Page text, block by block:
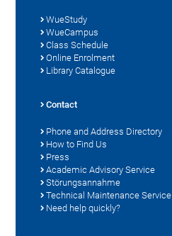
WueStudy
WueCampus
Class Schedule
Online Enrolment
Library Catalogue
Contact
Phone and Address Directory
How to Find Us
Press
Academic Advisory Service
Störungsannahme
Technical Maintenance Service
Need help quickly?